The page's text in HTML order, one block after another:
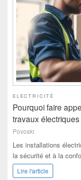
ELECTRICITÉ
Pourquoi faire
travaux électriques
Povoski
Les installations
la sécurité et à la
Lire l'article